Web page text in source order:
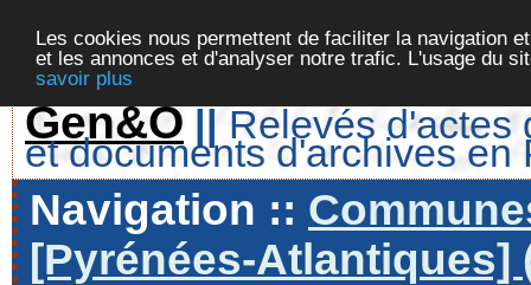
Les cookies nous permettent de faciliter la navigation
et les annonces et d'analyser notre trafic. L'usage du
savoir plus
Gen&O || Relevés d'actes
et documents d'archives en
Navigation ::
[Pyrénées-Atlantiques]